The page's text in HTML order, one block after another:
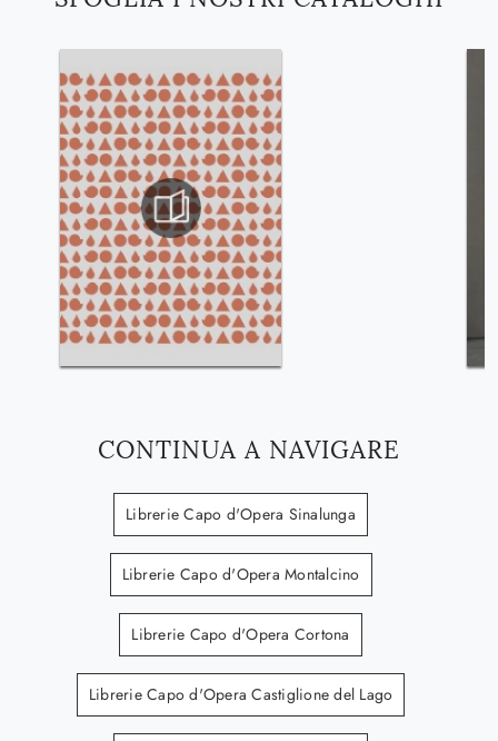
CONTINUA A NAVIGARE
Librerie Capo d'Opera Sinalunga
Librerie Capo d'Opera Montalcino
Librerie Capo d'Opera Cortona
Librerie Capo d'Opera Castiglione del Lago